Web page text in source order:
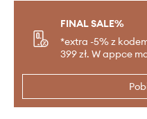
FINAL SALE%
*extra -5% z
399 zł. W appce